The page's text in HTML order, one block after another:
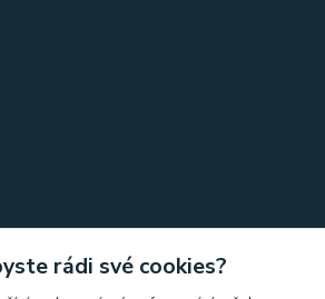
rádi své cookies?